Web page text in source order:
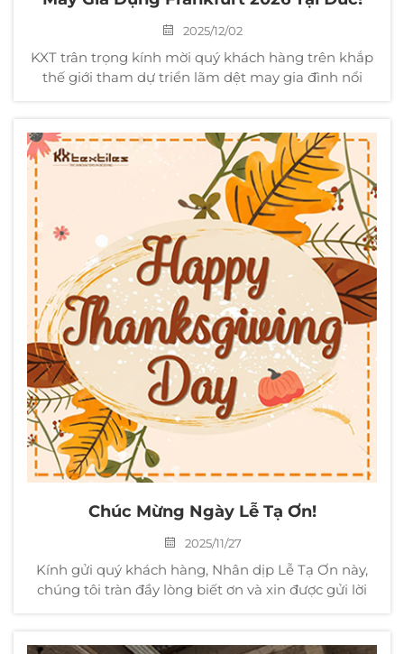
2025/12/02
KXT trân trọng kính mời quý khách hàng trên khắp
thế giới tham dự triển lãm dệt may gia đình nổi
mới nhất và các giải pháp tùy chỉnh. I. Thời gian và
địa điểm triển lãm Thời gian: ...
Chúc Mừng Ngày Lễ Tạ Ơn!
2025/11/27
Kính gửi quý khách hàng, Nhân dịp Lễ Tạ Ơn này,
chúng tôi tràn đầy lòng biết ơn và xin được gửi lời
Trong những ngày qua, chính nhờ sự...